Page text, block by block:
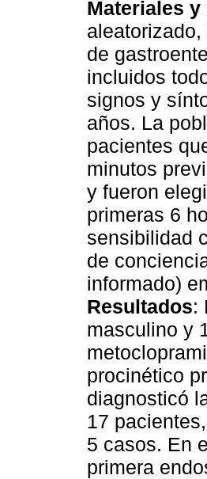
Materiales y
de
incluidos
signos y
años. La
pacientes
minutos
y fueron
primeras 6
sensibilidad
de
informado)
Resultados:
masculino y
procinético
diagnosticó
17
5 casos. En
primera